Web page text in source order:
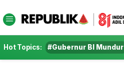
Hot Topics: #Gubernur BI Mundur